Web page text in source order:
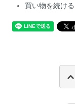
買い物を続ける